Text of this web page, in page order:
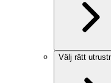
Välj rätt